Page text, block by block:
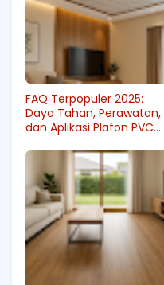
FAQ Terpopuler 2025:
Daya Tahan, Perawatan,
dan Aplikasi Plafon PVC